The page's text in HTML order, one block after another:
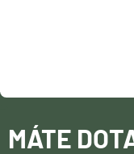
MÁTE